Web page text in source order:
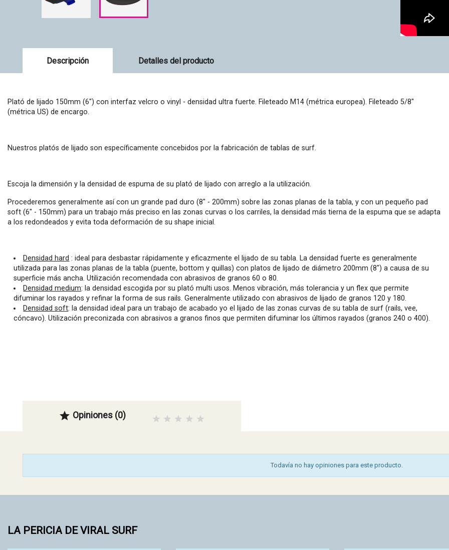
Descripción Detalles del producto
Plató de lijado 150mm (6") con interfaz velcro o vinyl - densidad ultra fuerte. Fileteado M14 (métrica europea). Fileteado 5/8"
(métrica US) de encargo.
Nuestros platós de lijado son específicamente concebidos por la fabricación de tablas de surf.
Escoja la dimensión y la densidad de espuma de su plató de lijado con arreglo a la utilización.
Procederemos generalmente así con un grande pad duro (8" - 200mm) sobre las zonas planas de la tabla, y con un pequeño pad
soft (6" - 150mm) para un trabajo más preciso en las zonas curvas o los carriles, la densidad más tierna de la espuma que se adapta
a los redondeados y evita toda deformación de su shape inicial.
Densidad hard : ideal para desbastar rápidamente y eficazmente el lijado de su tabla. La densidad fuerte es generalmente
utilizada para las zonas planas de la tabla (puente, bottom y quillas) con platos de lijado de diámetro 200mm (8") a causa de su
superficie más ancha. Utilización recomendada con abrasivos de granos 60 o 80.
Densidad medium: la densidad escogida por su plató multi usos. Menos vibración, más tolerancia y un flex que permite
difuminar los rayados y refinar la forma de sus rails. Generalmente utilizado con abrasivos de lijado de granos 120 y 180.
Densidad soft: la densidad ideal para un trabajo de acabado yo el lijado de las zonas curvas de su tabla de surf (rails, vee,
cóncavo). Utilización preconizada con abrasivos a granos finos que permiten difuminar los últimos rayados (granos 240 o 400).
 Opiniones (0)
Todavía no hay opiniones para este producto.
LA PERICIA DE VIRAL SURF